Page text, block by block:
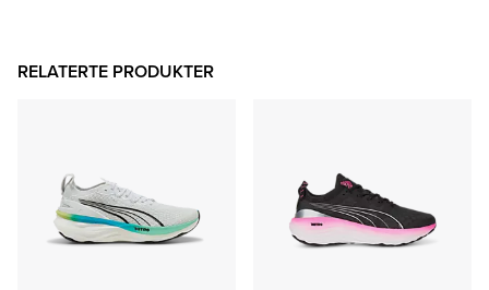
RELATERTE PRODUKTER